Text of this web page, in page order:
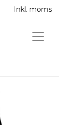
Inkl. moms